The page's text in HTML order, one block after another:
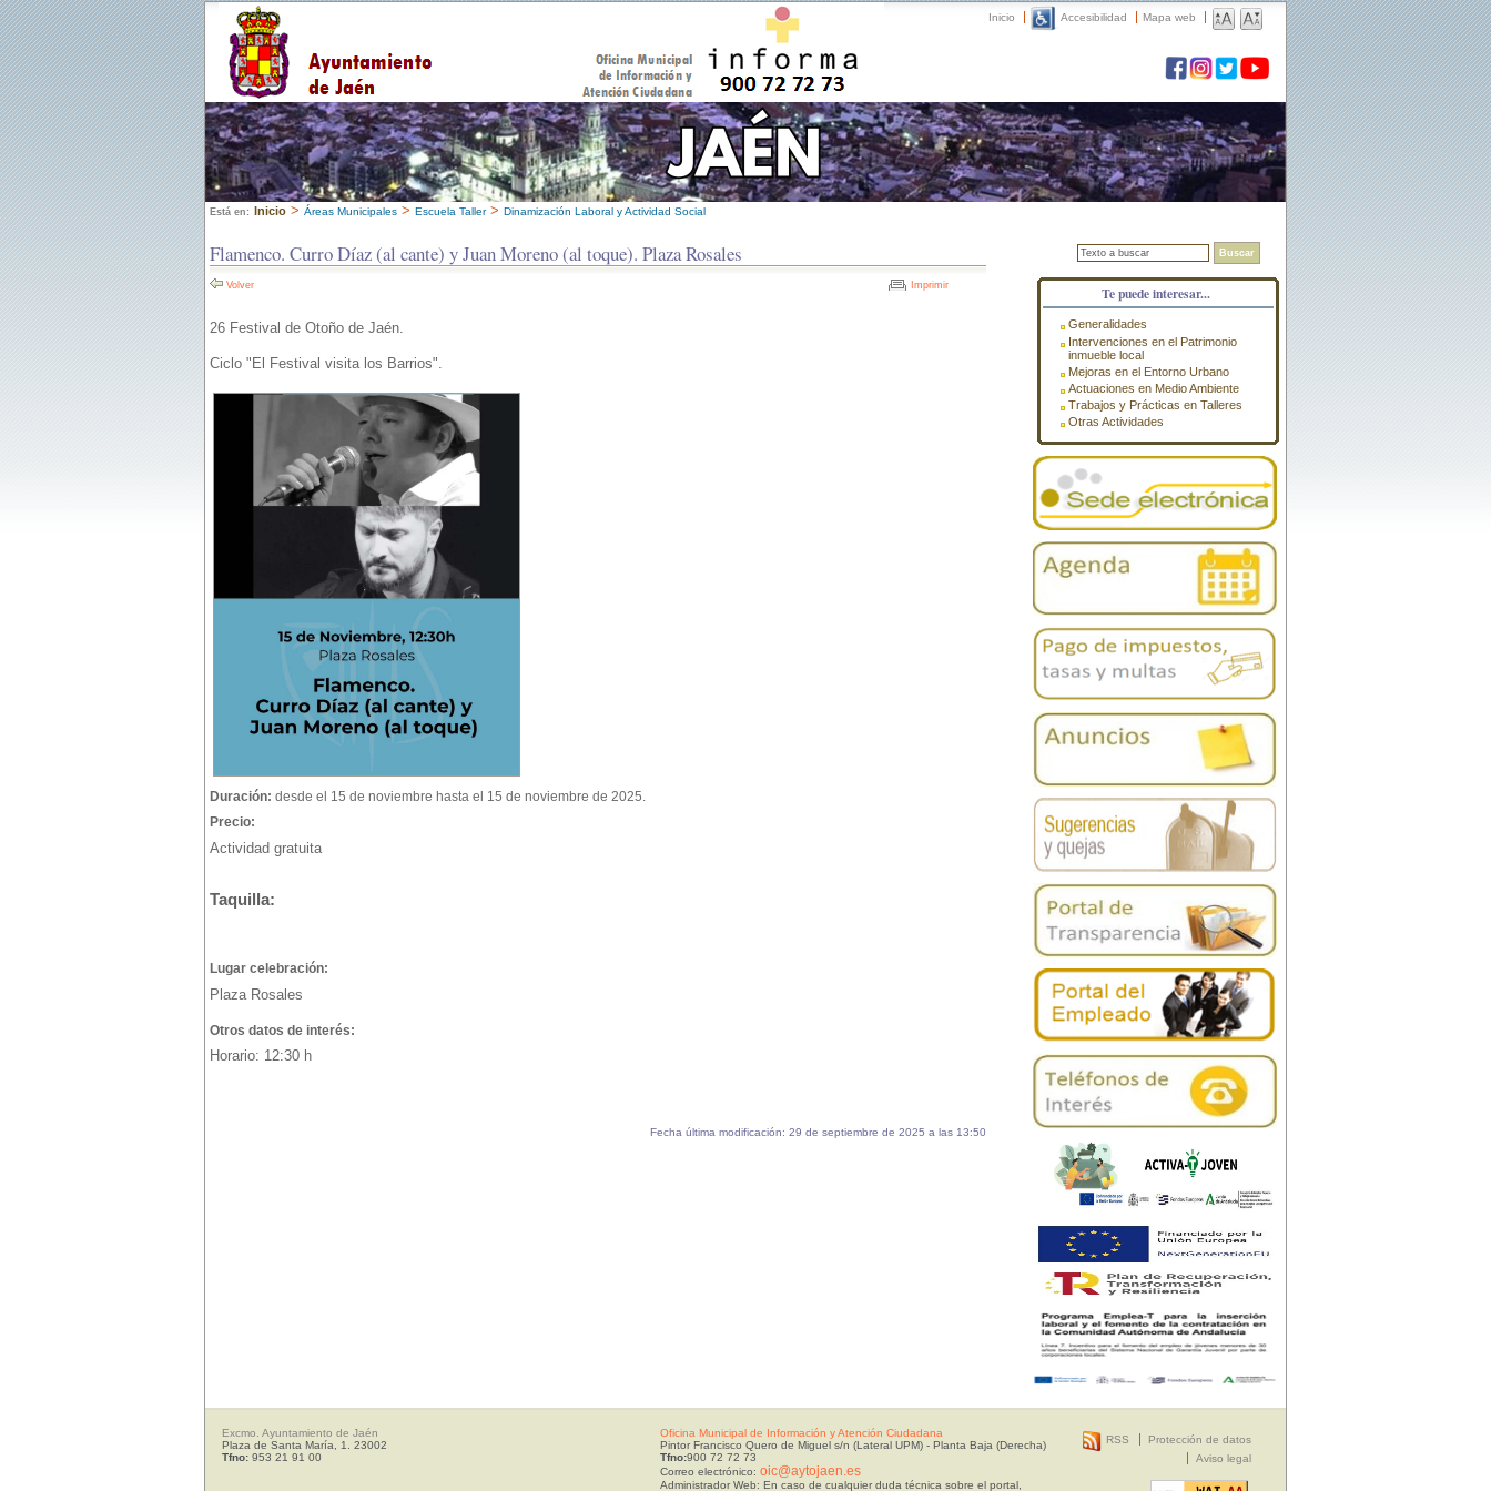
Inicio Accesibilidad Mapa web
Está en: Inicio > Áreas Municipales > Escuela Taller> Dinamización Laboral y Actividad Social
Flamenco. Curro Díaz (al cante) y Juan Moreno (al toque). Plaza Rosales
Volver Imprimir
26 Festival de Otoño de Jaén.
Ciclo "El Festival visita los Barrios".
Duración: desde el 15 de noviembre hasta el 15 de noviembre de 2025.
Precio:
Actividad gratuita
Taquilla:
Lugar celebración:
Plaza Rosales
Otros datos de interés:
Horario: 12:30 h
Fecha última modificación: 29 de septiembre de 2025 a las 13:50
Buscar
Te puede interesar...
Generalidades
Intervenciones en el Patrimonio
inmueble local
Mejoras en el Entorno Urbano
Actuaciones en Medio Ambiente
Trabajos y Prácticas en Talleres
Otras Actividades
Excmo. Ayuntamiento de Jaén
Plaza de Santa María, 1. 23002
Tfno: 953 21 91 00
Oficina Municipal de Información y Atención Ciudadana
Pintor Francisco Quero de Miguel s/n (Lateral UPM) - Planta Baja (Derecha)
Tfno:900 72 72 73
Correo electrónico: oic@aytojaen.es
Administrador Web: En caso de cualquier duda técnica sobre el portal,
RSS
Protección de datos
Aviso legal